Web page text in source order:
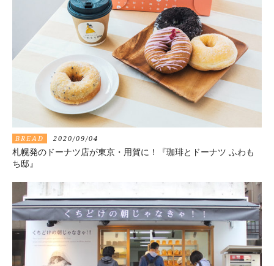
BREAD 2020/09/04
札幌発のドーナツ店が東京・用賀に！『珈琲とドーナツ ふわも
ち邸』